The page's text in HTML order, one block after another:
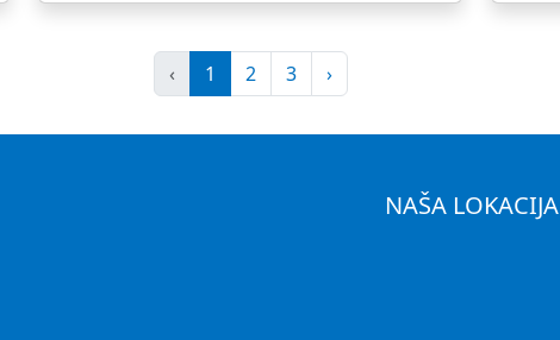
‹ 1 2 3 ›
NAŠA LOKACIJA